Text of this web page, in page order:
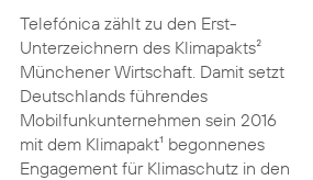
Telefónica zählt zu den Erst-
Unterzeichnern des Klimapakts²
Münchener Wirtschaft. Damit setzt
Deutschlands führendes
Mobilfunkunternehmen sein 2016
mit dem Klimapakt¹ begonnenes
Engagement für Klimaschutz in den